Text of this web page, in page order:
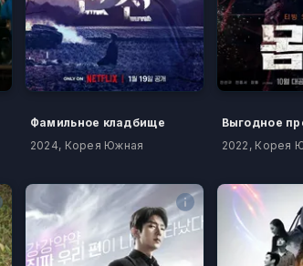
Фамильное кладбище
2024, Корея Южная
2022, Корея